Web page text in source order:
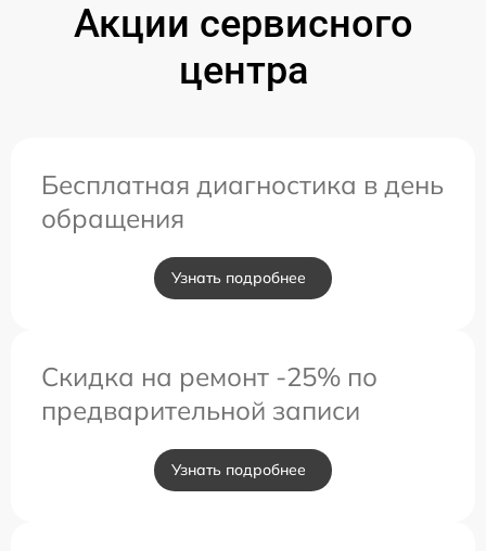
Акции сервисного
центра
Бесплатная диагностика в день
обращения
Узнать подробнее
Скидка на ремонт -25% по
предварительной записи
Узнать подробнее